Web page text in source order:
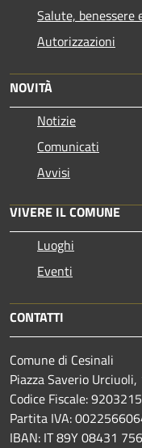
Salute, benessere
Autorizzazioni
NOVITÀ
Notizie
Comunicati
Avvisi
VIVERE IL COMUNE
Luoghi
Eventi
CONTATTI
Comune di Cesinali
Piazza Saverio
Codice Fiscale:
Partita IVA:
IBAN: IT 89Y 08431